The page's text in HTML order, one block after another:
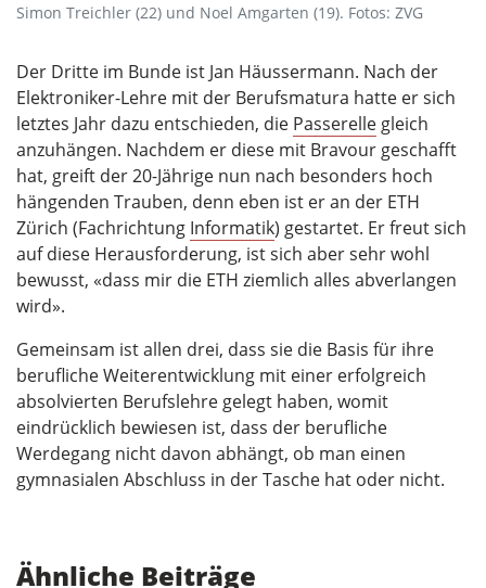
Simon Treichler (22) und Noel Amgarten (19). Fotos: ZVG
Der Dritte im Bunde ist Jan Häussermann. Nach der
Elektroniker-Lehre mit der Berufsmatura hatte er sich
letztes Jahr dazu entschieden, die Passerelle gleich
anzuhängen. Nachdem er diese mit Bravour geschafft
hat, greift der 20-Jährige nun nach besonders hoch
hängenden Trauben, denn eben ist er an der ETH
Zürich (Fachrichtung Informatik) gestartet. Er freut sich
auf diese Herausforderung, ist sich aber sehr wohl
bewusst, «dass mir die ETH ziemlich alles abverlangen
wird».
Gemeinsam ist allen drei, dass sie die Basis für ihre
berufliche Weiterentwicklung mit einer erfolgreich
absolvierten Berufslehre gelegt haben, womit
eindrücklich bewiesen ist, dass der berufliche
Werdegang nicht davon abhängt, ob man einen
gymnasialen Abschluss in der Tasche hat oder nicht.
Ähnliche Beiträge